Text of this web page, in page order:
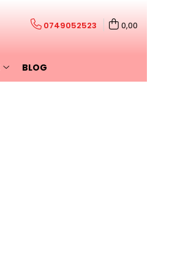
0749052523 0,00
BLOG